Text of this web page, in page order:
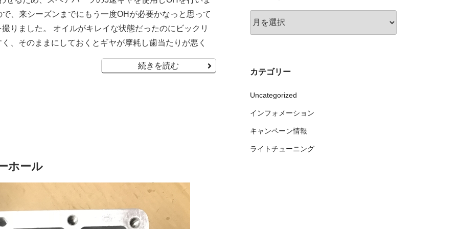
、来シーズンまでにもう一度OHが必要かなっと思って
りました。 オイルがキレイな状態だったのにビックリ
、そのままにしておくとギヤが摩耗し歯当たりが悪く
続きを読む
ホール
ー
カテゴリー
Uncategorized
インフォメーション
キャンペーン情報
ライトチューニング